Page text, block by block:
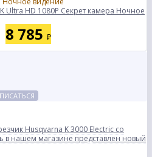
Ultra HD 1080P Секрет камера Ночное
8 785 ₽
Husqvarna K 3000 Electric со
в нашем магазине представлен новый